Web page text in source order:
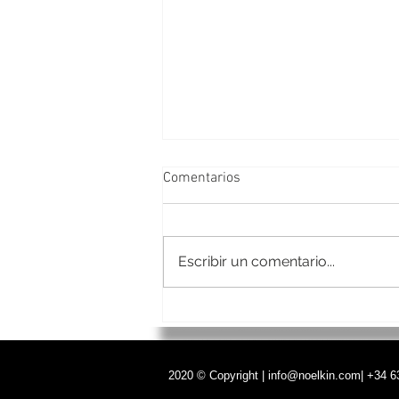
Comentarios
Escribir un comentario...
2020 © Copyright | info@noelkin.com| +34